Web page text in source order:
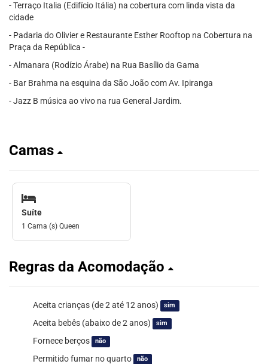
- Terraço Italia (Edifício Itália) na cobertura com linda vista da
cidade
- Padaria do Olivier e Restaurante Esther Rooftop na Cobertura na
Praça da República -
- Almanara (Rodízio Árabe) na Rua Basílio da Gama
- Bar Brahma na esquina da São João com Av. Ipiranga
- Jazz B música ao vivo na rua General Jardim.
Camas
Suíte
1 Cama (s) Queen
Regras da Acomodação
Aceita crianças (de 2 até 12 anos) sim
Aceita bebês (abaixo de 2 anos) sim
Fornece berços não
Permitido fumar no quarto não